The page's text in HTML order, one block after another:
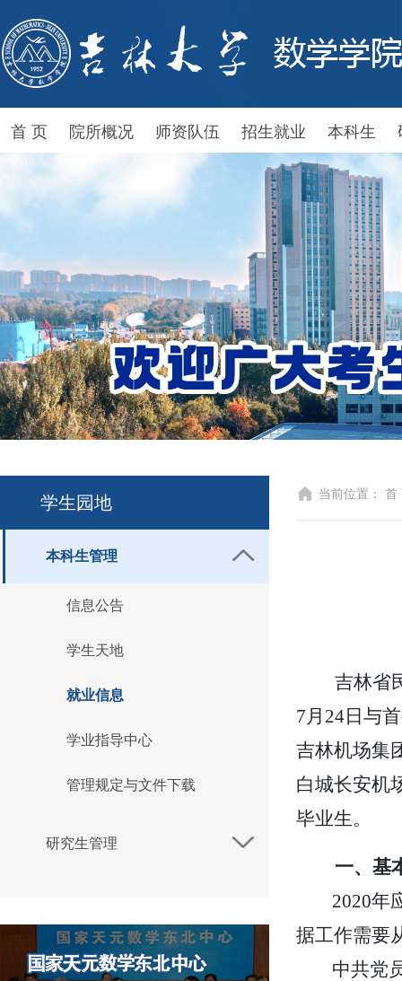
首 页 院所概况 师资队伍 招生就业 本科生
学生园地
本科生管理
信息公告
学生天地
就业信息
学业指导中心
管理规定与文件下载
研究生管理
当前位置： 首
吉林省
7月24日与
吉林机场集
白城长安机
毕业生。
一、基
2020年
据工作需要
中共党